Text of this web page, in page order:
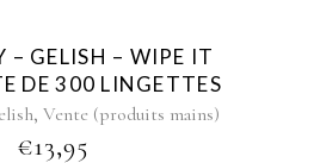
– GELISH – WIPE IT
DE 300 LINGETTES
, Vente (produits mains)
€13,95